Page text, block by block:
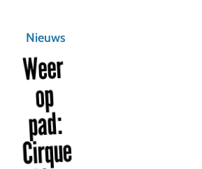
Nieuws
Weer
op
pad:
Cirque